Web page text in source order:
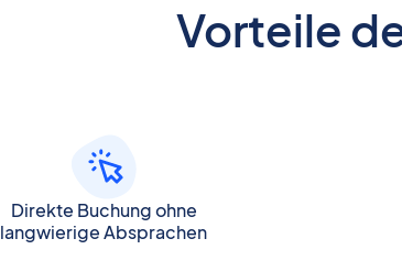
Vorteile
Direkte Buchung ohne
langwierige Absprachen